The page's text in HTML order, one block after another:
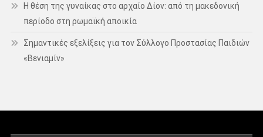
Η θέση της γυναίκας στο αρχαίο Δίον: από τη μακεδονική
περίοδο στη ρωμαϊκή αποικία
Σημαντικές εξελίξεις για τον Σύλλογο Προστασίας Παιδιών
«Βενιαμίν»